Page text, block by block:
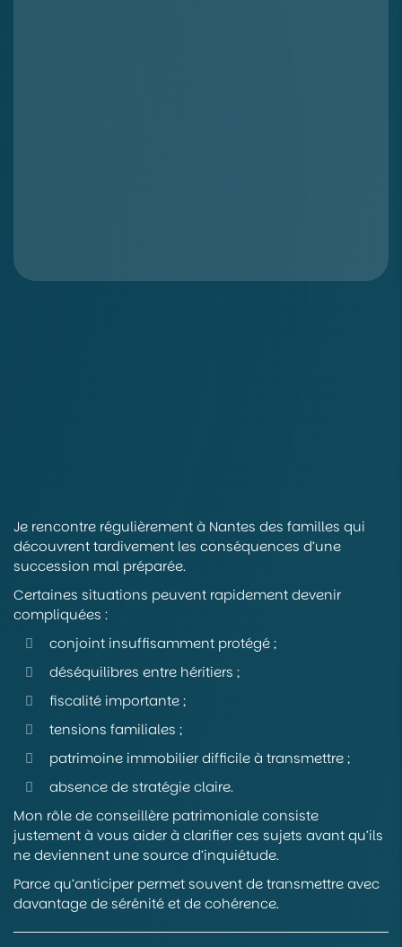
Je rencontre régulièrement à Nantes des familles qui
découvrent tardivement les conséquences d’une
succession mal préparée.
Certaines situations peuvent rapidement devenir
compliquées :
conjoint insuffisamment protégé ;
déséquilibres entre héritiers ;
fiscalité importante ;
tensions familiales ;
patrimoine immobilier difficile à transmettre ;
absence de stratégie claire.
Mon rôle de conseillère patrimoniale consiste
justement à vous aider à clarifier ces sujets avant qu’ils
ne deviennent une source d’inquiétude.
Parce qu’anticiper permet souvent de transmettre avec
davantage de sérénité et de cohérence.